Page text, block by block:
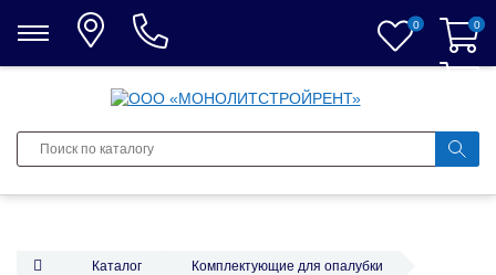
0 0
0
Каталог
Комплектующие для опалубки